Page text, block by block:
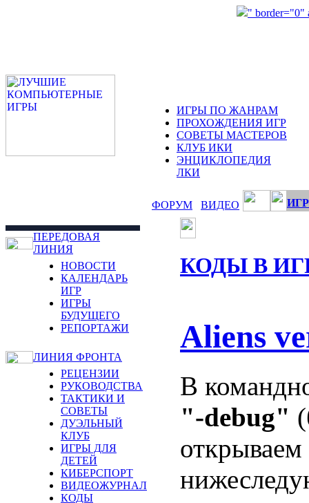
" border="0"
ИГРЫ ПО ЖАНРАМ
ПРОХОЖДЕНИЯ ИГР
СОВЕТЫ МАСТЕРОВ
КЛУБ ИКИ
ЭНЦИКЛОПЕДИЯ
ЛКИ
ФОРУМ ВИДЕО
ПЕРЕДОВАЯ
ЛИНИЯ
НОВОСТИ
КАЛЕНДАРЬ
ИГР
ИГРЫ
БУДУЩЕГО
РЕПОРТАЖИ
ЛИНИЯ ФРОНТА
РЕЦЕНЗИИ
РУКОВОДСТВА
ТАКТИКИ И
СОВЕТЫ
ДУЭЛЬНЫЙ
КЛУБ
ИГРЫ ДЛЯ
ДЕТЕЙ
КИБЕРСПОРТ
ВИДЕОЖУРНАЛ
КОДЫ
КОДЫ В
Aliens
В
"-debug"